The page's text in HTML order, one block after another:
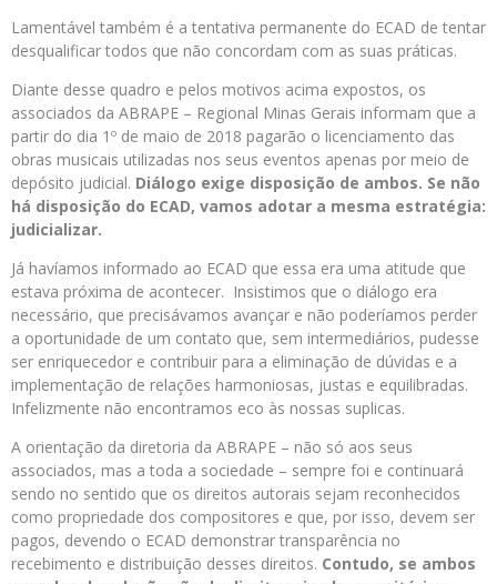
Lamentável também é a tentativa permanente do ECAD de tentar
desqualificar todos que não concordam com as suas práticas.
Diante desse quadro e pelos motivos acima expostos, os
associados da ABRAPE – Regional Minas Gerais informam que a
partir do dia 1º de maio de 2018 pagarão o licenciamento das
obras musicais utilizadas nos seus eventos apenas por meio de
depósito judicial. Diálogo exige disposição de ambos. Se não
há disposição do ECAD, vamos adotar a mesma estratégia:
judicializar.
Já havíamos informado ao ECAD que essa era uma atitude que
estava próxima de acontecer. Insistimos que o diálogo era
necessário, que precisávamos avançar e não poderíamos perder
a oportunidade de um contato que, sem intermediários, pudesse
ser enriquecedor e contribuir para a eliminação de dúvidas e a
implementação de relações harmoniosas, justas e equilibradas.
Infelizmente não encontramos eco às nossas suplicas.
A orientação da diretoria da ABRAPE – não só aos seus
associados, mas a toda a sociedade – sempre foi e continuará
sendo no sentido que os direitos autorais sejam reconhecidos
como propriedade dos compositores e que, por isso, devem ser
pagos, devendo o ECAD demonstrar transparência no
recebimento e distribuição desses direitos. Contudo, se ambos